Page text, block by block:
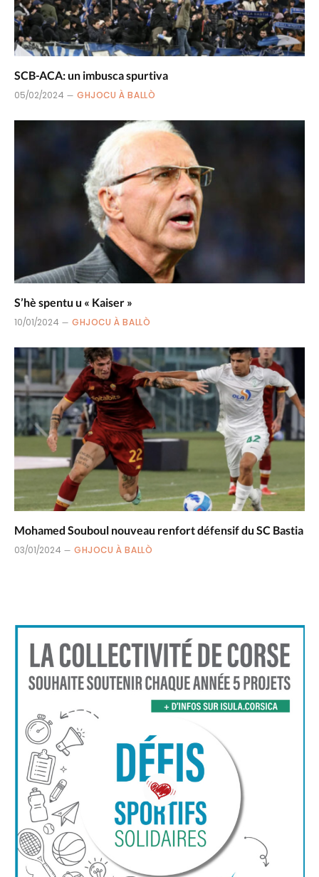
SCB-ACA: un imbusca spurtiva
05/02/2024 GHJOCU À BALLÒ
S’hè spentu u « Kaiser »
10/01/2024 GHJOCU À BALLÒ
Mohamed Souboul nouveau renfort défensif du SC Bastia
03/01/2024 GHJOCU À BALLÒ